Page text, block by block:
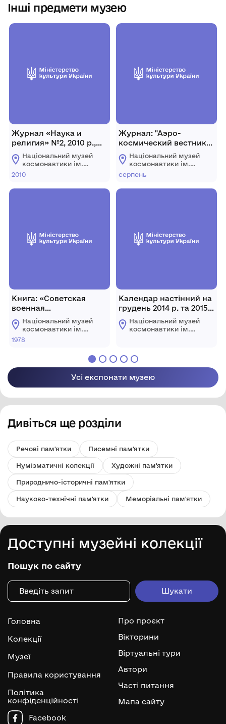
Інші предмети музею
Журнал «Наука и
религия» №2, 2010 р.,
Росія, М.
Національний музей
космонавтики ім.
С.П. Корольова
обласної ради
2010
Книга: «Советская
военная
энциклопедия», СРСР,
М., військове вид-во
Мін-ва оборони СРСР,
Національний музей
космонавтики ім.
С.П. Корольова
1978
Журнал: "Аэро-
космический вестник"
№33 (173), 24-30 серпня
2004 р., Україна, м. Київ,
48 с.
Національний музей
космонавтики ім.
обласної ради
серпень
Календар настінний на
грудень 2014 р. та 2015-
2016 рр.: "Эпоха
"Зенита"
"30 лет ZENIT". [2014 р.],
Україна, м. Дніпро.
Національний музей
космонавтики ім.
Усі експонати музею
Дивіться ще розділи
Речові пам'ятки Писемні пам'ятки
Нумізматичні колекції Художні пам'ятки
Природничо-історичні пам'ятки
Науково-технічні пам'ятки Меморіальні пам'ятки
Доступні музейні колекції
Пошук по сайту
Головна
Колекції
Музеї
Правила користування
Політика
конфіденційності
Про проєкт
Вікторини
Віртуальні тури
Автори
Часті питання
Мапа сайту
Facebook